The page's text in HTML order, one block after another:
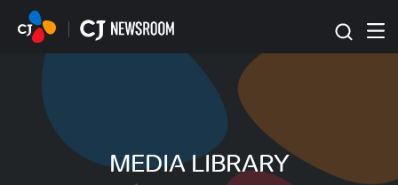
본문 바로가기
MEDIA LIBRARY